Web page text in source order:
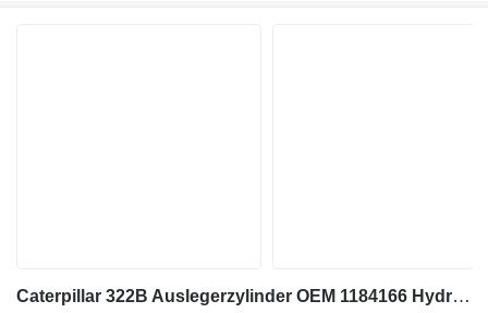
Caterpillar 322B Auslegerzylinder OEM 1184166 Hydraulikzylinder